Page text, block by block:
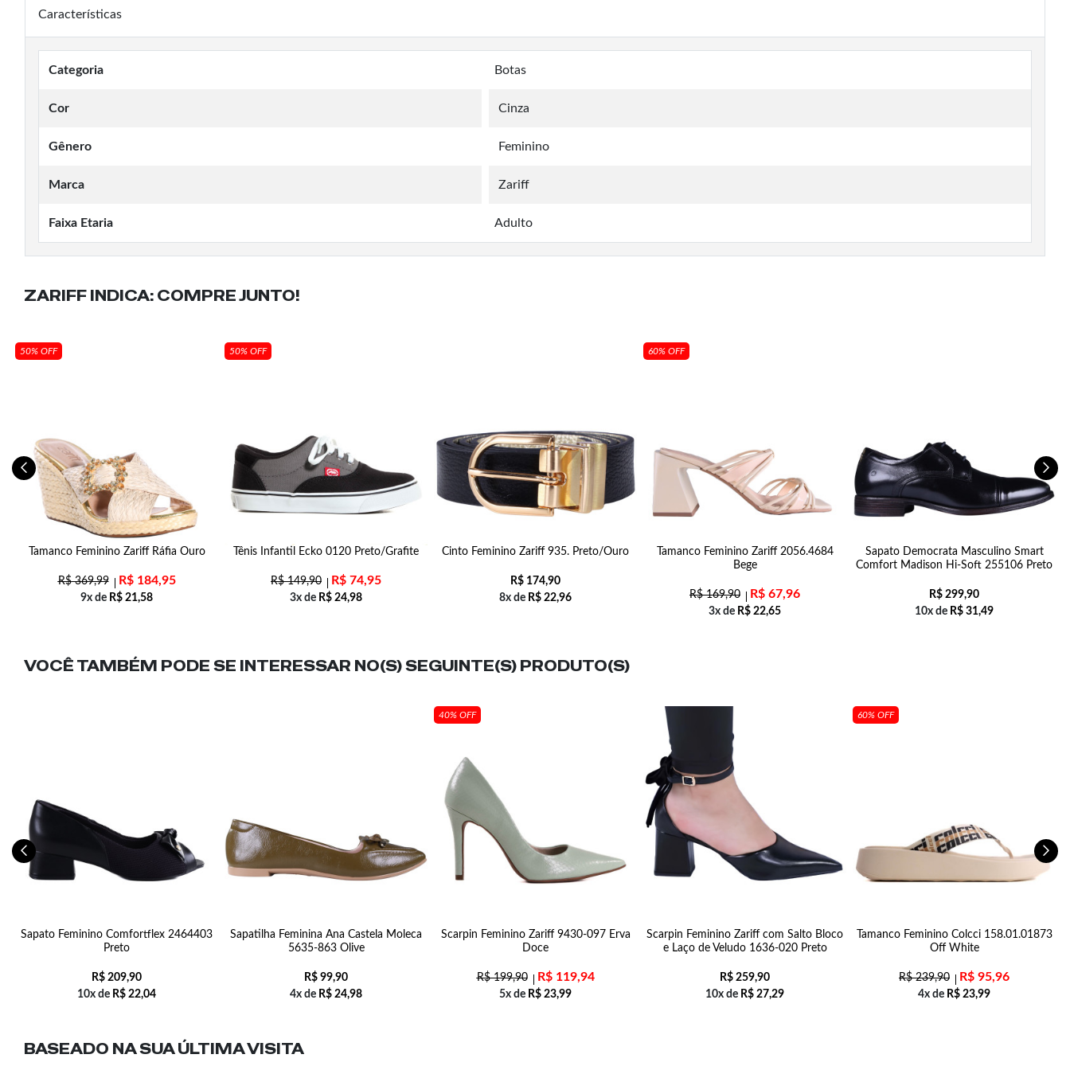
Características
Categoria Botas
Cor Cinza
Gênero Feminino
Marca Zariff
Faixa Etaria Adulto
ZARIFF INDICA: COMPRE JUNTO!
50% OFF
Tamanco Feminino Zariff Ráfia Ouro
R$369,99 R$184,95
9x de R$ 21,58
50% OFF
Tênis Infantil Ecko 0120 Preto/Grafite
R$149,90 R$ 74,95
3x de R$ 24,98
Cinto Feminino Zariff 935. Preto/Ouro
R$ 174,90
8x de R$ 22,96
60% OFF
Tamanco Feminino Zariff 2056.4684
Bege
R$169,90 R$ 67,96
3x de R$ 22,65
Sapato Democrata Masculino Smart
Comfort Madison Hi-Soft 255106 Preto
R$ 299,90
10x de R$ 31,49
VOCÊ TAMBÉM PODE SE INTERESSAR NO(S) SEGUINTE(S) PRODUTO(S)
Sapato Feminino Comfortflex 2464403
Preto
R$ 209,90
10x de R$ 22,04
Sapatilha Feminina Ana Castela Moleca
5635-863 Olive
R$ 99,90
4x de R$ 24,98
40% OFF
Scarpin Feminino Zariff 9430-097 Erva
Doce
R$199,90 R$119,94
5x de R$ 23,99
Scarpin Feminino Zariff com Salto Bloco
e Laço de Veludo 1636-020 Preto
R$ 259,90
10x de R$ 27,29
60% OFF
Tamanco Feminino Colcci 158.01.01873
Off White
R$239,90 R$ 95,96
4x de R$ 23,99
BASEADO NA SUAÚLTIMA VISITA